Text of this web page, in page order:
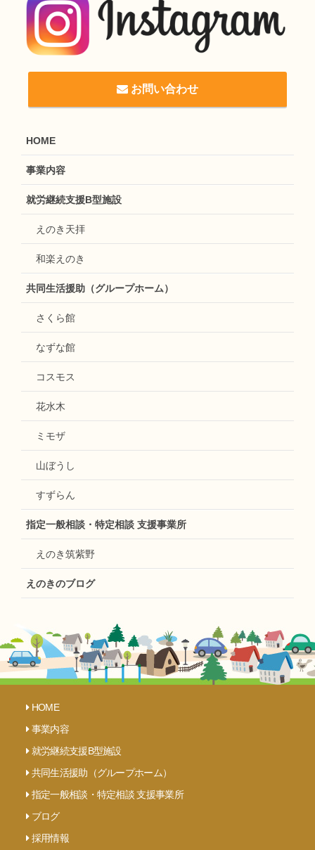
お問い合わせ
HOME
事業内容
就労継続支援B型施設
えのき天拝
和楽えのき
共同生活援助（グループホーム）
さくら館
なずな館
コスモス
花水木
ミモザ
山ぼうし
すずらん
指定一般相談・特定相談 支援事業所
えのき筑紫野
えのきのブログ
HOME
事業内容
就労継続支援B型施設
共同生活援助（グループホーム）
指定一般相談・特定相談 支援事業所
ブログ
採用情報